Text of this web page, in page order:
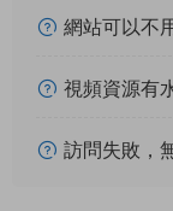
網站可以不
視頻資源有
訪問失敗，